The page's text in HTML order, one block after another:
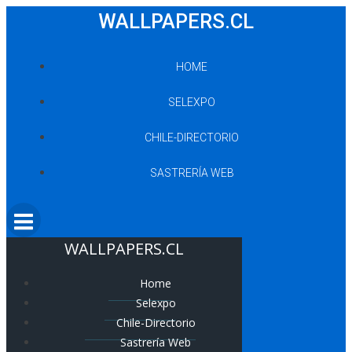
WALLPAPERS.CL
HOME
SELEXPO
CHILE-DIRECTORIO
SASTRERÍA WEB
WALLPAPERS.CL
Home
Selexpo
Chile-Directorio
Sastrería Web